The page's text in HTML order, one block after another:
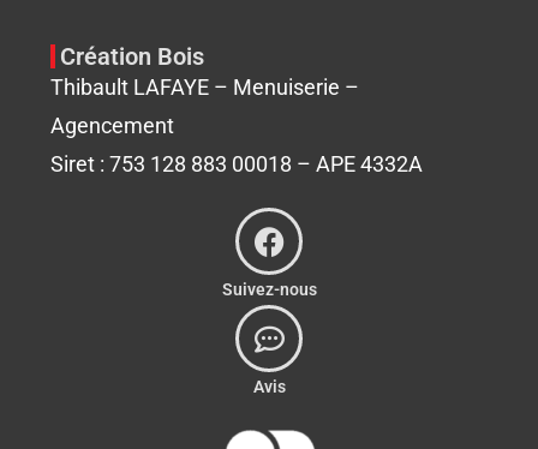
Création Bois
Thibault LAFAYE – Menuiserie –
Agencement
Siret : 753 128 883 00018 – APE 4332A
Suivez-nous
Avis